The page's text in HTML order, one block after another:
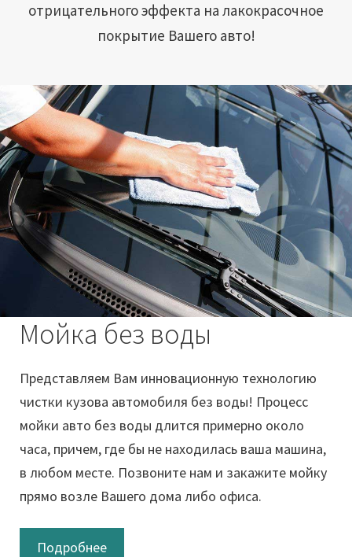
отрицательного эффекта на лакокрасочное
покрытие Вашего авто!
Мойка без воды
Представляем Вам инновационную технологию
чистки кузова автомобиля без воды! Процесс
мойки авто без воды длится примерно около
часа, причем, где бы не находилась ваша машина,
в любом месте. Позвоните нам и закажите мойку
прямо возле Вашего дома либо офиса.
Подробнее